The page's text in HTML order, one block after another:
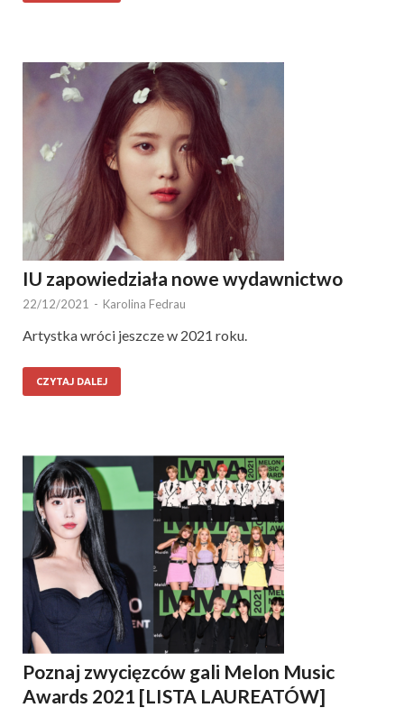
IU zapowiedziała nowe wydawnictwo
22/12/2021 - Karolina Fedrau
Artystka wróci jeszcze w 2021 roku.
CZYTAJ DALEJ
Poznaj zwycięzców gali Melon Music
Awards 2021 [LISTA LAUREATÓW]